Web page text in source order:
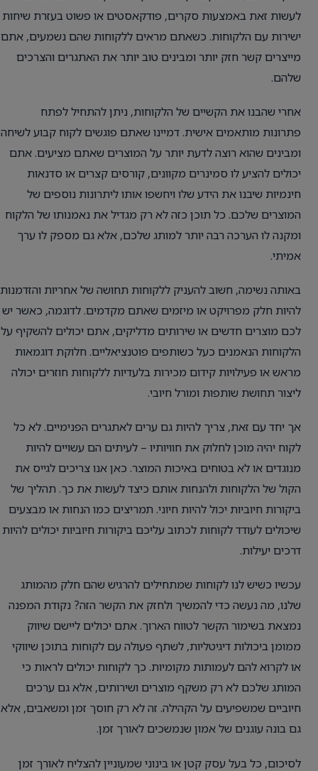
לעשות זאת באמצעות סקרים, פודקאסטים או פשוט בעזרת שיחות
ישירות עם הלקוחות. כשאתם מראים ללקוחות שהם נשמעים, אתם
מייצרים קשר חזק יותר ומבינים טוב יותר את האתגרים והצרכים
שלהם.
אחרי שהבנו את הקשיים של הלקוחות, ניתן להתחיל לפתח
פתרונות מותאמים אישית. דמיינו שאתם פוגשים לקוח קבוע לשיחה
ומבינים שהוא רוצה לדעת יותר על המוצרים שאתם מציעים. אתם
יכולים להציע לו סמינרים מקוונים, קורסים קצרים או סדנאות
חינמיות שיבנו את הידע שלו ויחשפו אותו ליתרונות נוספים של
המוצרים שלכם. כל תוכן כזה לא רק מגדיל את נאמנותו של הלקוח
ומקנה לו הערכה רבה יותר למותג שלכם, אלא גם מספק לו ערך
אמיתי.
באותה נשימה, חשוב להעניק ללקוחות תחושה של אחריות והזדמנות
להיות חלק מפרויקט או מיזמים שאתם מקדמים. לדוגמה, כאשר יש
לכם מוצרים חדשים או שירותים מדליקים, אתם יכולים להשקיף על
הלקוחות הנאמנים כעל כשותפים פוטנציאליים. חלוקת דוגמאות
מראש או פעילויות קידום מכירות בלעדיות ללקוחות חוזרים יכולה
ליצור תחושת שותפות ומורל חיובי.
אך יחד עם זאת, צריך להיות גם ערים לאתגרים הפנימיים. לא כל
לקוח יהיה מוכן לחלוק את חוויותיו – לעיתים הם עשויים להיות
מנוגדים או לא בטוחים באיכות המוצר. כאן אנו צריכים לגייס את
הקול של הלקוחות ולהנחות אותם כיצד לעשות את כך. תהליך של
ביקורות חיוביות יכול להיות חיוני. תמריצים כמו הנחות או מבצעים
שיכולים לעודד לקוחות לכתוב עליכם ביקורות חיוביות יכולים להיות
דרכים יעילות.
עכשיו כשיש לנו לקוחות שמתחילים להרגיש שהם חלק מהמותג
שלנו, מה נעשה כדי להמשיך ולחזק את הקשר הזה? נקודת המפנה
נמצאת בשימור הקשר לטווח הארוך. אתם יכולים ליישם שיווק
ממומן ביכולות דיגיטליות, לשתף פעולה עם לקוחות בתוכן שיווקי
או לקרוא להם לעמותות מקומיות. כך לקוחות יכולים לראות כי
המותג שלכם לא רק משקף מוצרים ושירותים, אלא גם ערכים
חיוביים שמשפיעים על הקהילה. זה לא רק חוסך זמן ומשאבים, אלא
גם בונה עוגנים של אמון שנמשכים לאורך זמן.
לסיכום, כל בעל עסק קטן או בינוני שמעוניין להצליח לאורך זמן